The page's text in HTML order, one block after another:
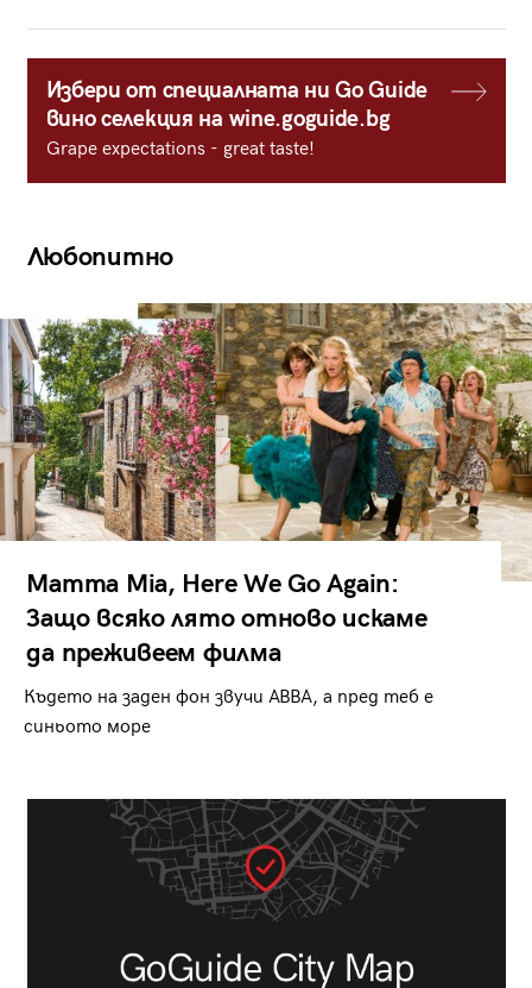
Избери от специалната ни Go Guide
вино селекция на wine.goguide.bg
Grape expectations - great taste!
Любопитно
Mamma Mia, Here We Go Again:
Защо всяко лято отново искаме
да преживеем филма
Където на заден фон звучи ABBA, а пред теб е
синьото море